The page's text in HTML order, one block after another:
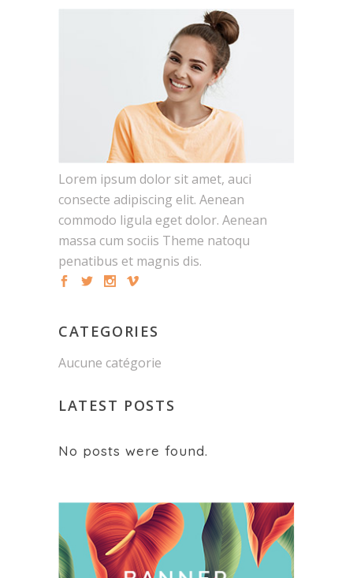
Lorem ipsum dolor sit amet, auci
consecte adipiscing elit. Aenean
commodo ligula eget dolor. Aenean
massa cum sociis Theme natoqu
penatibus et magnis dis.
CATEGORIES
Aucune catégorie
LATEST POSTS
No posts were found.